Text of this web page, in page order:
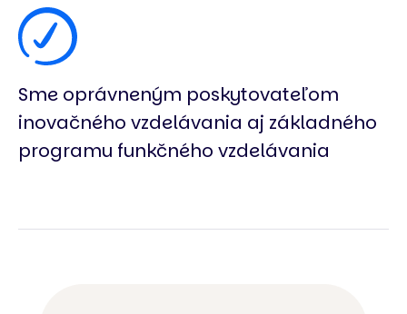
Sme oprávneným poskytovateľom
inovačného vzdelávania aj základného
programu funkčného vzdelávania